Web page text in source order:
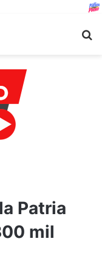
Patria
mil